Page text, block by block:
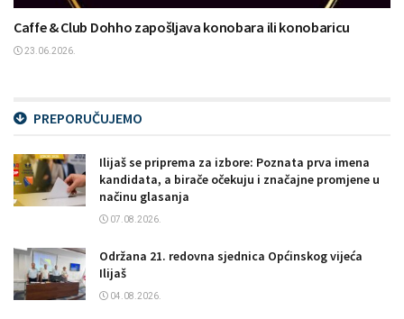
Caffe & Club Dohho zapošljava konobara ili konobaricu
23.06.2026.
PREPORUČUJEMO
Ilijaš se priprema za izbore: Poznata prva imena
kandidata, a birače očekuju i značajne promjene u
načinu glasanja
07.08.2026.
Održana 21. redovna sjednica Općinskog vijeća
Ilijaš
04.08.2026.